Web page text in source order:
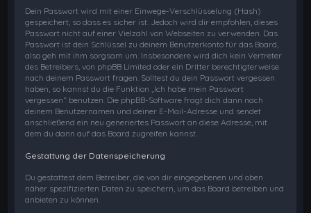
Dein Passwort wird mit einer Einwege-Verschlüsselung (Hash)
gespeichert, so dass es sicher ist. Jedoch wird dir empfohlen, dieses
Passwort nicht auf einer Vielzahl von Webseiten zu verwenden. Das
Passwort ist dein Schlüssel zu deinem Benutzerkonto für das Board,
also geh mit ihm sorgsam um. Insbesondere wird dich kein Vertreter
des Betreibers, von phpBB Limited oder ein Dritter berechtigterweise
nach deinem Passwort fragen. Solltest du dein Passwort vergessen
haben, so kannst du die Funktion „Ich habe mein Passwort
vergessen“ benutzen. Die phpBB-Software fragt dich dann nach
deinem Benutzernamen und deiner E-Mail-Adresse und sendet
anschließend ein neu generiertes Passwort an diese Adresse, mit
dem du dann auf das Board zugreifen kannst.
Gestattung der Datenspeicherung
Du gestattest dem Betreiber, die von dir eingegebenen und oben
näher spezifizierten Daten zu speichern, um das Board betreiben und
anbieten zu können.